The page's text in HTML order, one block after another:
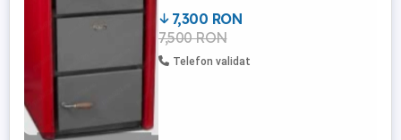
7,300 RON
7,500 RON
Telefon validat